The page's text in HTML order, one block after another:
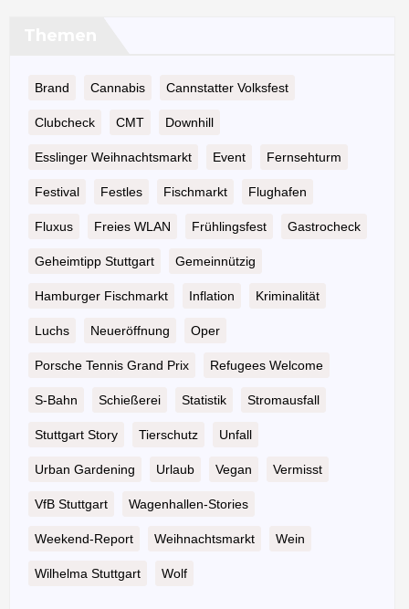
Brand Cannabis Cannstatter Volksfest
Clubcheck CMT Downhill
Esslinger Weihnachtsmarkt Event Fernsehturm
Festival Festles Fischmarkt Flughafen
Fluxus Freies WLAN Frühlingsfest Gastrocheck
Geheimtipp Stuttgart Gemeinnützig
Hamburger Fischmarkt Inflation Kriminalität
Luchs Neueröffnung Oper
Porsche Tennis Grand Prix Refugees Welcome
S-Bahn Schießerei Statistik Stromausfall
Stuttgart Story Tierschutz Unfall
Urban Gardening Urlaub Vegan Vermisst
VfB Stuttgart Wagenhallen-Stories
Weekend-Report Weihnachtsmarkt Wein
Wilhelma Stuttgart Wolf